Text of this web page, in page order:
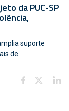
da PUC-SP
suporte
de
Ago
de
e